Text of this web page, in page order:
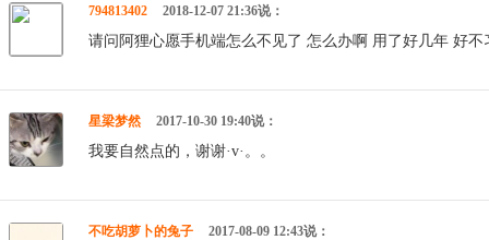
794813402 2018-12-07 21:36说：
请问阿狸心愿手机端怎么不见了 怎么办啊 用了好几年 好不
星梁梦然 2017-10-30 19:40说：
我要自然点的，谢谢·v·。。
不吃胡萝卜的兔子 2017-08-09 12:43说：